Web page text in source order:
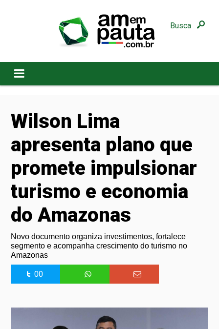
Busca
Wilson Lima
apresenta plano que
promete impulsionar
turismo e economia
do Amazonas
Novo documento organiza investimentos, fortalece
segmento e acompanha crescimento do turismo no
Amazonas
00